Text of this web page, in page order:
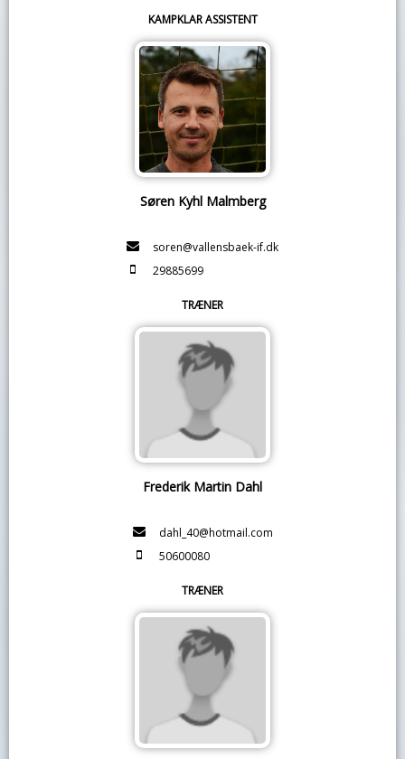
KAMPKLAR ASSISTENT
Søren Kyhl Malmberg
soren@vallensbaek-if.dk
29885699
TRÆNER
Frederik Martin Dahl
dahl_40@hotmail.com
50600080
TRÆNER